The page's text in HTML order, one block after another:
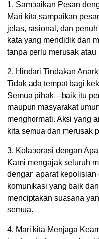
1. Sampaikan Pesan
Mari kita sampaikan
jelas, rasional, dan
kata yang mendidik dan
tanpa perlu merusak
2. Hindari Tindakan
Tidak ada tempat bagi
Semua pihak—baik itu
maupun masyarakat
menghormati. Aksi yang
kita semua dan merusak
3. Kolaborasi dengan
Kami mengajak seluruh
dengan aparat kepolisian
komunikasi yang baik
menciptakan suasana
semua.
4. Mari kita Menjaga